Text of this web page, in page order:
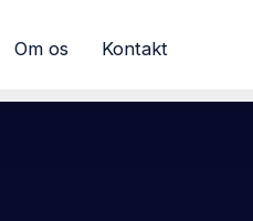
Om os Kontakt